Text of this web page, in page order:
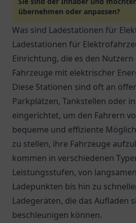
übernehmen oder anpassen?
Was sind Ladestationen für
Ladestationen für
Einrichtung, die es den
Fahrzeuge mit elektrischer
Diese Stationen sind oft an
Parkplätzen, Tankstellen oder
eingerichtet, um den Fahrern
bequeme und effiziente
zu stellen, ihre Fahrzeuge
kommen in verschiedenen
Leistungsstufen, von
Ladepunkten bis hin zu
Ladegeräten, die das Aufladen
beschleunigen können.